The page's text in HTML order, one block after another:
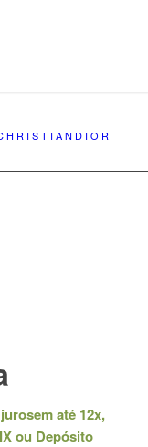
H R I S T I A N D I O R
em até 12x,
ou Depósito